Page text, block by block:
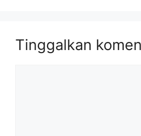
Tinggalkan